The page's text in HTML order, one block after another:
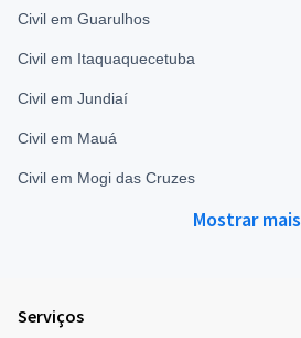
Civil em Guarulhos
Civil em Itaquaquecetuba
Civil em Jundiaí
Civil em Mauá
Civil em Mogi das Cruzes
Mostrar mais
Serviços